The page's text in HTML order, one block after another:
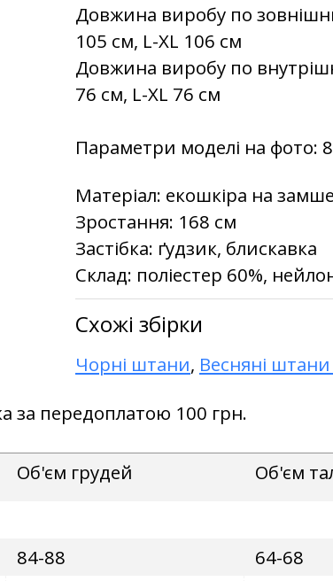
Довжина виробу по
105 см, L-XL 106 см
Довжина виробу по
76 см, L-XL 76 см
Параметри моделі на фото:
Матеріал: екошкіра на
Зростання: 168 см
Застібка: ґудзик, блискавка
Склад: поліестер 60%,
Схожі збірки
Чорні штани, Весняні штани
за передоплатою 100 грн.
Об'єм грудей Об'єм
84-88 64-68